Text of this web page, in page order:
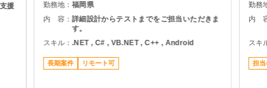
援
勤務地：福岡県
内 容：詳細設計からテストまでをご担当いただきま
す。
スキル： .NET , C# , VB.NET , C++ , Android
長期案件 リモート可
勤務
内
スキ
担当